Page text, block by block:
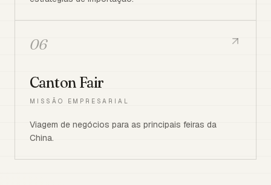
06
Canton Fair
MISSÃO EMPRESARIAL
Viagem de negócios para as principais feiras da
China.